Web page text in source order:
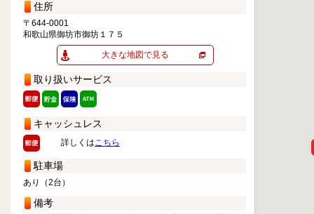
住所
〒644-0001
和歌山県御坊市御坊１７５
大きな地図で見る
取り扱いサービス
キャッシュレス
詳しくはこちら
駐車場
あり（2台）
備考